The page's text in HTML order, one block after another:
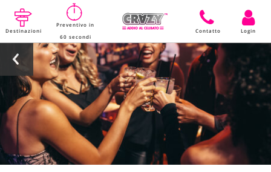
Destinazioni
Preventivo in
60 secondi
Contatto Login